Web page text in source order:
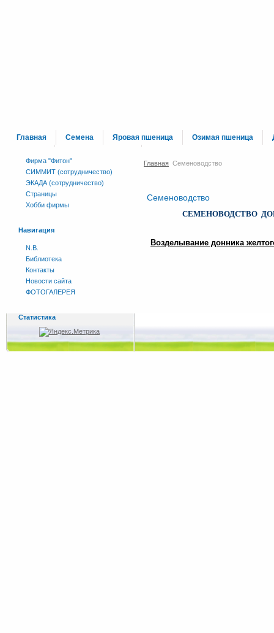
Главная Семена Яровая пшеница Озимая пшеница
Фирма "Фитон"
СИММИТ (сотрудничество)
ЭКАДА (сотрудничество)
Страницы
Хобби фирмы
Навигация
N.B.
Библиотека
Контакты
Новости сайта
ФОТОГАЛЕРЕЯ
Статистика
Главная Семеноводство
Семеноводство
СЕМЕНОВОДСТВО
Возделывание донника